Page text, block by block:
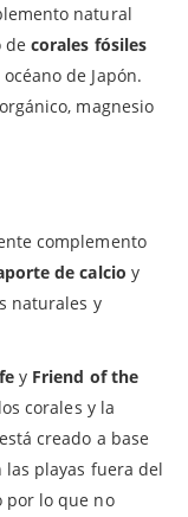
natural
de corales fósiles
de Japón.
magnesio
complemento
de calcio y
naturales y
y Friend of the
corales y la
creado a base
playas fuera del
por lo que no